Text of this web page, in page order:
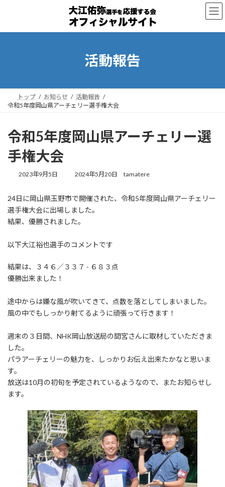
ン
ー
活動報告
トップ お知らせ
活動報告
令和5年度岡山県アーチェリー選手権大会
令和5年度岡山県アーチェリー選
手権大会
2023年9月5日
最
新
日
時
2024年5月20日 tamatere
24日に岡山県玉野市で開催された、令和5年度岡山県アーチェリー
選手権大会に出場しました。
結果、優勝されました。
以下大江裕也選手のコメントです
結果は、３４６／３３７ - ６８３点
優勝出来ました！
途中からは嫌な風が吹いてきて、点数を落としてしまいました。
風の中でもしっかり射てるように頑張って行きます！
週末の３日間、NHK岡山放送局の間宮さんに取材していただきま
した。
パラアーチェリーの魅力を、しっかりお伝え出来たかなと思いま
す。
放送は10月の初旬を予定されているようなので、またお知らせし
ます。